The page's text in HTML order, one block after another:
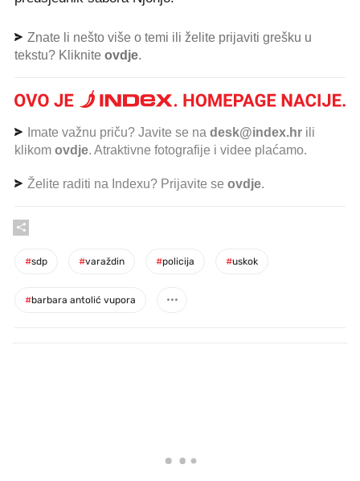
Znate li nešto više o temi ili želite prijaviti grešku u
tekstu? Kliknite ovdje.
Imate važnu priču? Javite se na desk@index.hr ili
klikom ovdje. Atraktivne fotografije i videe plaćamo.
Želite raditi na Indexu? Prijavite se ovdje.
#sdp #varaždin #policija #uskok
#barbara antolić vupora